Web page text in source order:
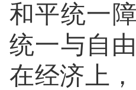
和平统一
统一与自
在经济上